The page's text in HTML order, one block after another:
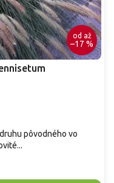
od až
–17 %
pôvodného vo